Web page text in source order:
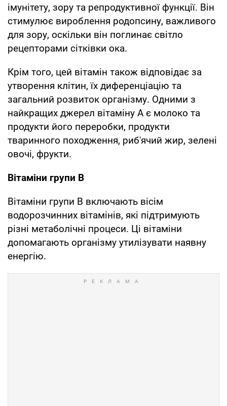
імунітету, зору та репродуктивної функції. Він
стимулює вироблення родопсину, важливого
для зору, оскільки він поглинає світло
рецепторами сітківки ока.
Крім того, цей вітамін також відповідає за
утворення клітин, їх диференціацію та
загальний розвиток організму. Одними з
найкращих джерел вітаміну А є молоко та
продукти його переробки, продукти
тваринного походження, риб'ячий жир, зелені
овочі, фрукти.
Вітаміни групи В
Вітаміни групи В включають вісім
водорозчинних вітамінів, які підтримують
різні метаболічні процеси. Ці вітаміни
допомагають організму утилізувати наявну
енергію.